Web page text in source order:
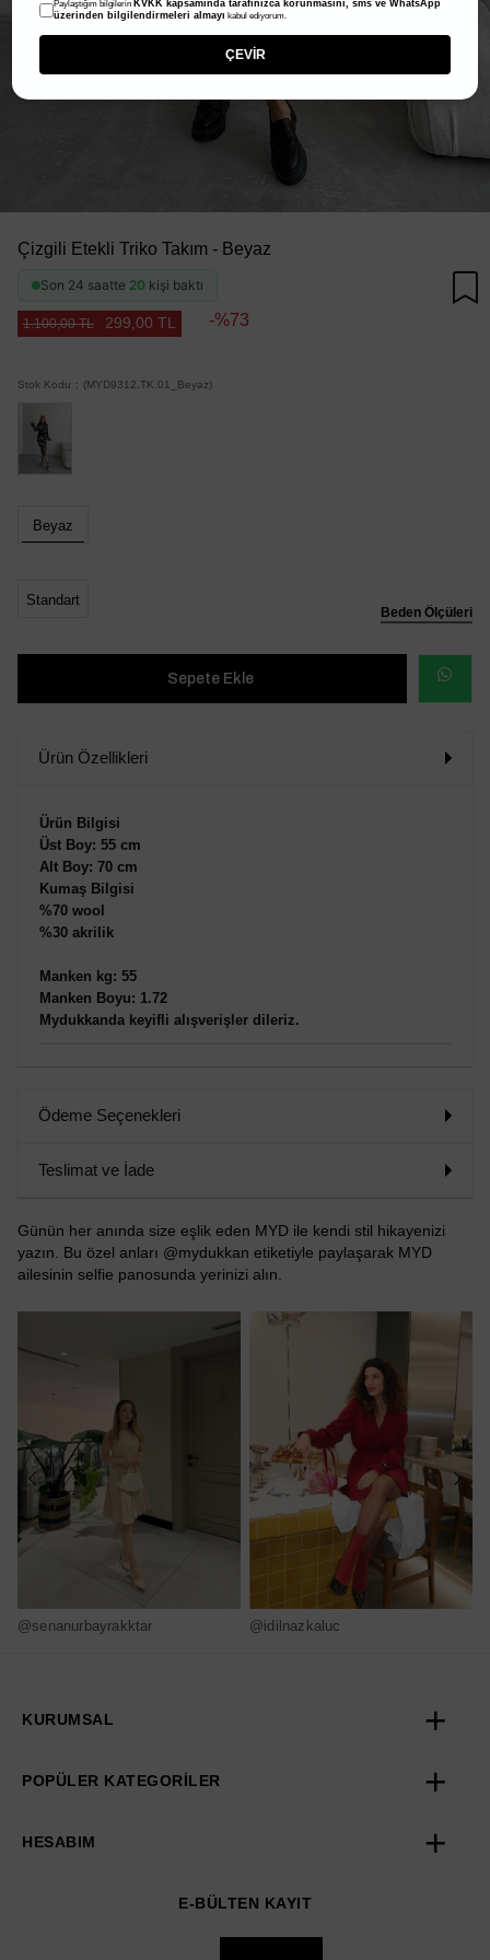
Çizgili Etekli Triko Takım - Beyaz
Son 24 saatte 20 kişi baktı
1.100,00 TL 299,00 TL 73
Stok Kodu (MYD9312.TK.01_Beyaz)
Beden Ölçüleri
Beyaz
Standart
SİPARİŞ
Ürün Özellikleri
Ürün Bilgisi
Üst Boy: 55 cm
Alt Boy: 70 cm
Kumaş Bilgisi
%70 wool
%30 akrilik
Manken kg: 55
Manken Boyu: 1.72
Mydukkanda keyifli alışverişler dileriz.
Ödeme Seçenekleri
Teslimat ve İade
Günün her anında size eşlik eden MYD ile kendi stil hikayenizi
yazın. Bu özel anları @mydukkan etiketiyle paylaşarak MYD
ailesinin selfie panosunda yerinizi alın.
@senanurbayrakktar @idilnazkaluc
KURUMSAL
POPÜLER KATEGORİLER
HESABIM
E-BÜLTEN KAYIT
Paylaştığım bilgilerin KVKK kapsamında tarafınızca korunmasını, sms ve WhatsApp
üzerinden bilgilendirmeleri almayı kabul ediyorum.
ÇEVİR